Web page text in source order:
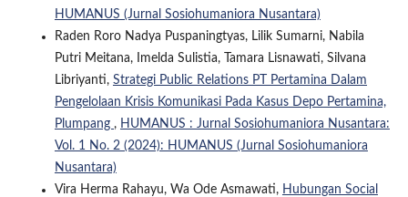
HUMANUS (Jurnal Sosiohumaniora Nusantara)
Raden Roro Nadya Puspaningtyas, Lilik Sumarni, Nabila
Putri Meitana, Imelda Sulistia, Tamara Lisnawati, Silvana
Libriyanti, Strategi Public Relations PT Pertamina Dalam
Pengelolaan Krisis Komunikasi Pada Kasus Depo Pertamina,
Plumpang , HUMANUS : Jurnal Sosiohumaniora Nusantara:
Vol. 1 No. 2 (2024): HUMANUS (Jurnal Sosiohumaniora
Nusantara)
Vira Herma Rahayu, Wa Ode Asmawati, Hubungan Social